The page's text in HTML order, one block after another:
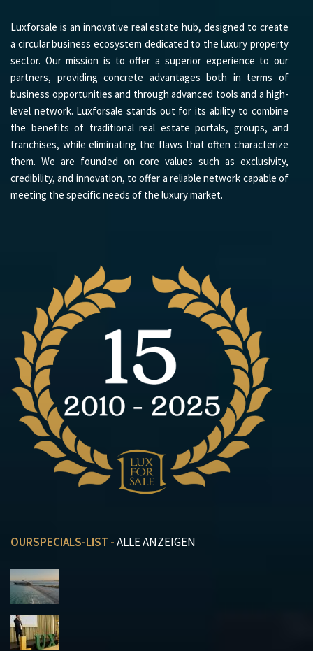
Luxforsale is an innovative real estate hub, designed to create
a circular business ecosystem dedicated to the luxury property
sector. Our mission is to offer a superior experience to our
partners, providing concrete advantages both in terms of
business opportunities and through advanced tools and a high-
level network. Luxforsale stands out for its ability to combine
the benefits of traditional real estate portals, groups, and
franchises, while eliminating the flaws that often characterize
them. We are founded on core values such as exclusivity,
credibility, and innovation, to offer a reliable network capable of
meeting the specific needs of the luxury market.
OURSPECIALS-LIST -ALLE ANZEIGEN